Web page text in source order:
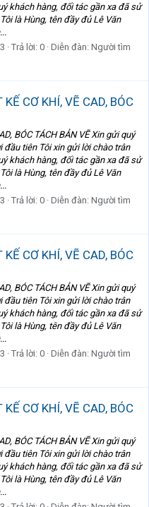
khách hàng, đối tác gần xa đã sử
là Hùng, tên đầy đủ Lê Văn
Trả lời: 0 Diễn đàn: Người tìm
CƠ KHÍ, VẼ CAD, BÓC
BÓC TÁCH BẢN VẼ Xin gửi quý
đầu tiên Tôi xin gửi lời chào trân
khách hàng, đối tác gần xa đã sử
là Hùng, tên đầy đủ Lê Văn
Trả lời: 0 Diễn đàn: Người tìm
CƠ KHÍ, VẼ CAD, BÓC
BÓC TÁCH BẢN VẼ Xin gửi quý
đầu tiên Tôi xin gửi lời chào trân
khách hàng, đối tác gần xa đã sử
là Hùng, tên đầy đủ Lê Văn
Trả lời: 0 Diễn đàn: Người tìm
CƠ KHÍ, VẼ CAD, BÓC
BÓC TÁCH BẢN VẼ Xin gửi quý
đầu tiên Tôi xin gửi lời chào trân
khách hàng, đối tác gần xa đã sử
là Hùng, tên đầy đủ Lê Văn